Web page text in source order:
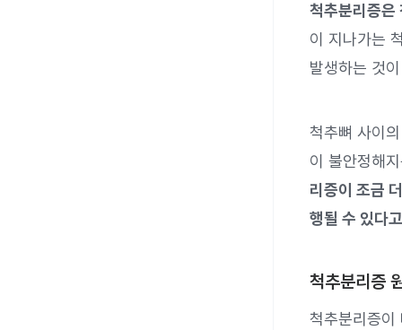
척추분리증은
이 지나가는
발생하는 것
척추뼈 사이
이 불안정해
리증이 조금
행될 수 있다
척추분리증
척추분리증